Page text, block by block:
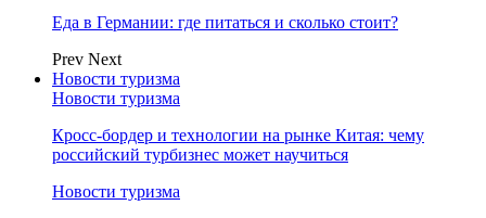
Еда в Германии: где питаться и сколько стоит?
Prev Next
Новости туризма
Новости туризма
Кросс-бордер и технологии на рынке Китая: чему
российский турбизнес может научиться
Новости туризма